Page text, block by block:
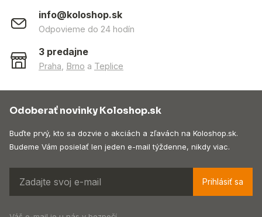
info@koloshop.sk
Odpovieme do 24 hodín
3 predajne
Praha Brno a Teplice
Odoberať novinky Koloshop.sk
Buďte prvý, kto sa dozvie o akciách a zľavách na Koloshop.sk.
Budeme Vám posielať len jeden e-mail týždenne, nikdy viac.
Prihlásiť sa